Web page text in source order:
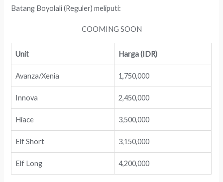
Batang Boyolali (Reguler) meliputi:
COOMING SOON
Unit Harga (IDR)
Avanza/Xenia 1,750,000
Innova 2,450,000
Hiace 3,500,000
Elf Short 3,150,000
Elf Long 4,200,000